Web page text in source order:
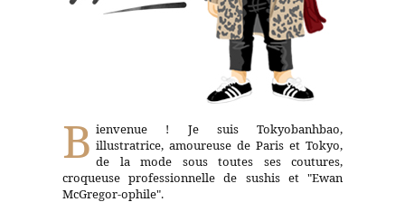
B ienvenue ! Je suis Tokyobanhbao,
illustratrice, amoureuse de Paris et Tokyo,
de la mode sous toutes ses coutures,
croqueuse professionnelle de sushis et "Ewan
McGregor-ophile".